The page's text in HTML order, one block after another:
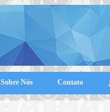
Sobre Nós Contato